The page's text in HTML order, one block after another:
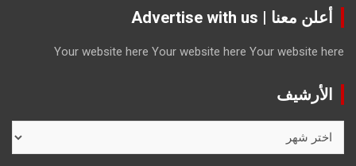
أعلن معنا | Advertise with us
Your website here Your website here Your website here
الأرشيف